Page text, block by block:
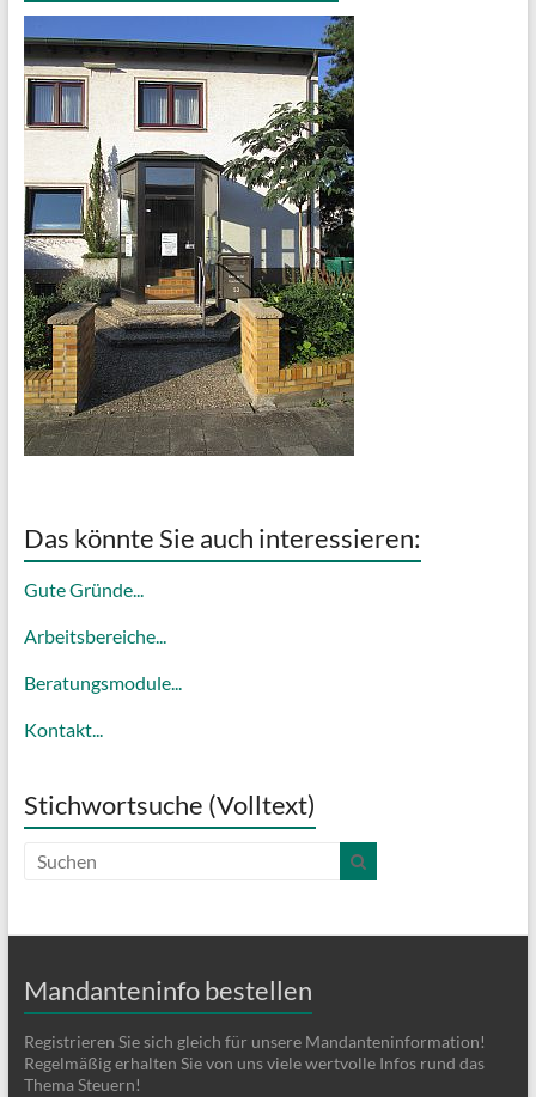
Das könnte Sie auch interessieren:
Gute Gründe...
Arbeitsbereiche...
Beratungsmodule...
Kontakt...
Stichwortsuche (Volltext)
Mandanteninfo bestellen
Registrieren Sie sich gleich für unsere Mandanteninformation!
Regelmäßig erhalten Sie von uns viele wertvolle Infos rund das
Thema Steuern!